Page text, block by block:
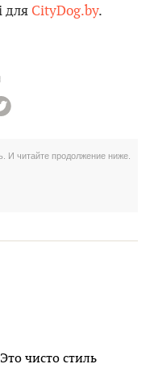
для CityDog.by.
чисто стиль